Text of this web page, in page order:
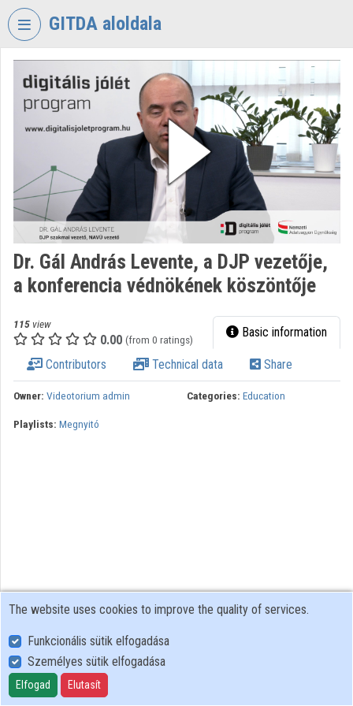
Skip header
GITDA aloldala
GOVERNMENTAL
INFORMATION-
DEVELOPMENT
AGENCY
Organization home
Organization discovery
Categories
Organizations
Contributors
Dr. Gál András Levente, a DJP vezetője,
a konferencia védnökének köszöntője
115 view
0.00 (from 0 ratings) Basic information
Contributors Technical data Share
Owner: Videotorium admin Categories: Education
Playlists: Megnyitó
User Policy
Adatkezelési tájékoztató (en)
Cookie Policy
The website uses cookies to improve the quality of services.
Funkcionális sütik elfogadása
Személyes sütik elfogadása
Elfogad Elutasít